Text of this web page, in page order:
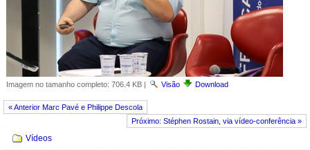
Imagem no tamanho completo: 706.4 KB| Visão Download
« Anterior Marc Pavé e Philippe Descola
Próximo: Stéphen Rostain, via vídeo-conferência »
Navegação
Vídeos